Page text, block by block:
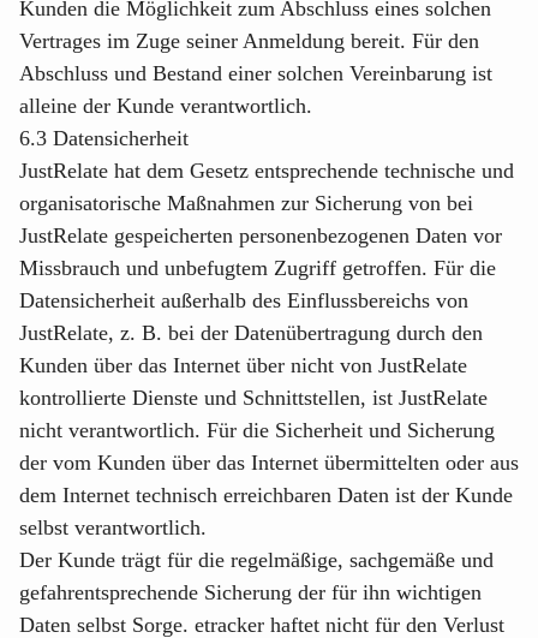
Kunden die Möglichkeit zum Abschluss eines solchen
Vertrages im Zuge seiner Anmeldung bereit. Für den
Abschluss und Bestand einer solchen Vereinbarung ist
alleine der Kunde verantwortlich.
6.3 Datensicherheit
JustRelate hat dem Gesetz entsprechende technische und
organisatorische Maßnahmen zur Sicherung von bei
JustRelate gespeicherten personenbezogenen Daten vor
Missbrauch und unbefugtem Zugriff getroffen. Für die
Datensicherheit außerhalb des Einflussbereichs von
JustRelate, z. B. bei der Datenübertragung durch den
Kunden über das Internet über nicht von JustRelate
kontrollierte Dienste und Schnittstellen, ist JustRelate
nicht verantwortlich. Für die Sicherheit und Sicherung
der vom Kunden über das Internet übermittelten oder aus
dem Internet technisch erreichbaren Daten ist der Kunde
selbst verantwortlich.
Der Kunde trägt für die regelmäßige, sachgemäße und
gefahrentsprechende Sicherung der für ihn wichtigen
Daten selbst Sorge. etracker haftet nicht für den Verlust